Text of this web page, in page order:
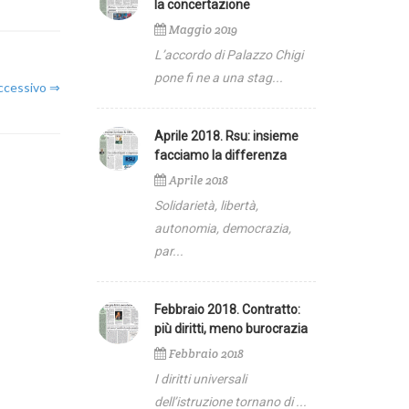
⇒
la concertazione
Maggio 2019
L’accordo di Palazzo Chigi
pone fi ne a una stag...
Aprile 2018. Rsu: insieme
facciamo la differenza
Aprile 2018
Solidarietà, libertà,
autonomia, democrazia,
par...
Febbraio 2018. Contratto:
più diritti, meno burocrazia
Febbraio 2018
I diritti universali
dell’istruzione tornano di ...